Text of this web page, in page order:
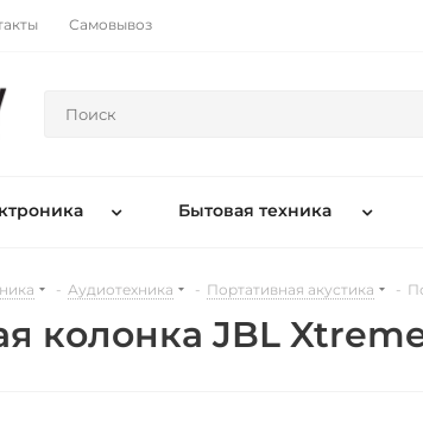
Самовывоз
Бытовая техника
- Аудиотехника - Портативная акустика -
колонка JBL